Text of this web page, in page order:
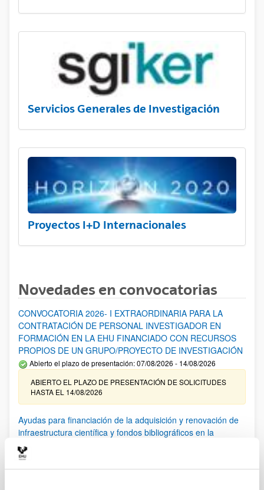
Servicios Generales de Investigación
Proyectos I+D Internacionales
Novedades en convocatorias
CONVOCATORIA 2026- I EXTRAORDINARIA PARA LA
CONTRATACIÓN DE PERSONAL INVESTIGADOR EN
FORMACIÓN EN LA EHU FINANCIADO CON RECURSOS
PROPIOS DE UN GRUPO/PROYECTO DE INVESTIGACIÓN
Abierto el plazo de presentación: 07/08/2026 - 14/08/2026
ABIERTO EL PLAZO DE PRESENTACIÓN DE SOLICITUDES
HASTA EL 14/08/2026
Ayudas para financiación de la adquisición y renovación de
infraestructura científica y fondos bibliográficos en la
UPV/EHU 2026